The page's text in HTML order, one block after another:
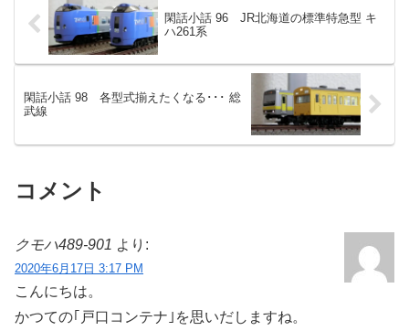
閑話小話 96 JR北海道の標準特急型 キ
ハ261系
閑話小話 98 各型式揃えたくなる･･･ 総
武線
コメント
クモハ489-901 より:
2020年6月17日 3:17 PM
こんにちは。
かつての｢戸口コンテナ｣を思いだしますね。